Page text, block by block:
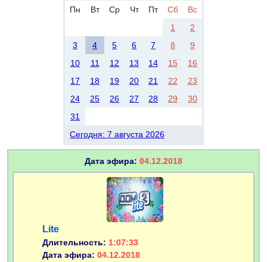
Пн
Вт Ср Чт Пт Сб
Вс
1
2
3
4 5 6 7 8
9
10
11 12 13 14 15
16
17
18 19 20 21 22
23
24
25 26 27 28 29
30
31
Сегодня: 7 августа 2026
Дата эфира: 04.12.2018
Lite
Длительность: 1:07:33
Дата эфира: 04.12.2018